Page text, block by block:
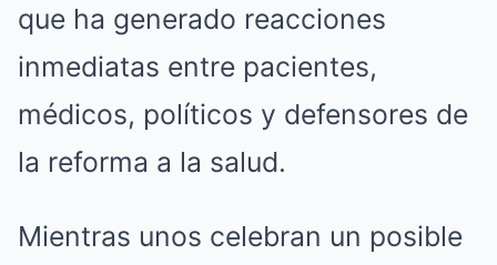
que ha generado reacciones
inmediatas entre pacientes,
médicos, políticos y defensores de
la reforma a la salud.
Mientras unos celebran un posible